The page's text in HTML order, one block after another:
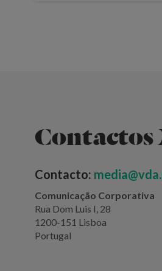
Contactos
Contacto:
Comunicação Corporativa
Rua Dom Luis I, 28
1200-151 Lisboa
Portugal